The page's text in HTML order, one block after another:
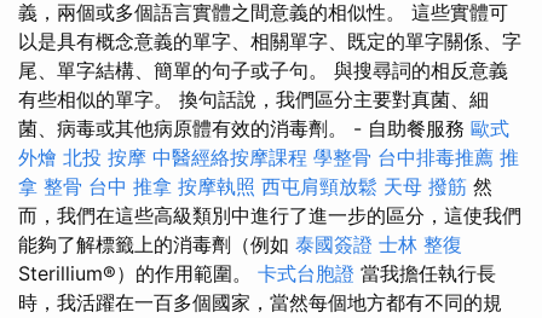
義，兩個或多個語言實體之間意義的相似性。 這些實體可
以是具有概念意義的單字、相關單字、既定的單字關係、字
尾、單字結構、簡單的句子或子句。 與搜尋詞的相反意義
有些相似的單字。 換句話說，我們區分主要對真菌、細
菌、病毒或其他病原體有效的消毒劑。 - 自助餐服務 歐式
外燴 北投 按摩 中醫經絡按摩課程 學整骨 台中排毒推薦 推
拿 整骨 台中 推拿 按摩執照 西屯肩頸放鬆 天母 撥筋 然
而，我們在這些高級類別中進行了進一步的區分，這使我們
能夠了解標籤上的消毒劑（例如 泰國簽證 士林 整復
Sterillium®）的作用範圍。 卡式台胞證 當我擔任執行長
時，我活躍在一百多個國家，當然每個地方都有不同的規